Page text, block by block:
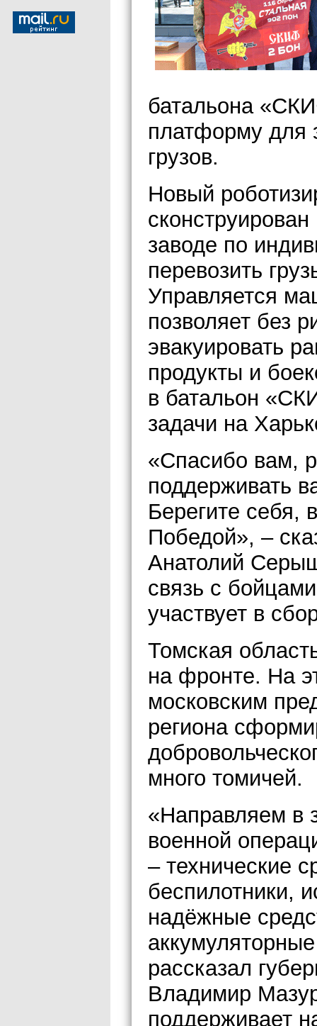
батальона
платформу для
грузов.
Новый
заводе по
перевозить
Управляется
позволяет без
эвакуировать
продукты и
в батальон
задачи на
«Спасибо вам,
поддерживать
Берегите себя,
Победой», –
Анатолий
связь с
участвует в
Томская
на фронте. На
московским
региона
много томичей.
«Направляем в
военной
– технические
беспилотники,
надёжные
рассказал
Владимир
поддерживает